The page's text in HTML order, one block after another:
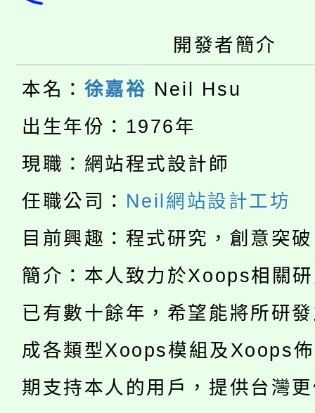
桃園市115學年度學生
生本土語及新住民語歌
公告本校115學年度第
代理(課)教師甄選結果(
公告本校115學年度第
代理(課)教師甄選結果(
轉知中國文化大學推廣
《TA101》溝通分析基
程，歡迎學生輔導中心
心理、諮商輔導、社會
系所師生報名參加。
淨零綠生活教案入校路
會
115年食農教育專業人
程學期銜接期間理賠案件
學籍身 分審查程序及
版
淨零綠領人才培育課程
公告本校115學年度第
代理(課)教師甄選結果
「2026金融保險知識
車」活動
桃園市115學年度學生
開發者簡介
本名： 徐嘉裕 Neil Hsu
出生年份：1976年
現職：網站程式設計師
任職公司： Neil網站設計工坊
目前興趣：程式研究，創意突
簡介：本人致力於Xoops相關
已有數十餘年，希望能將所研
成各類型Xoops模組及Xoops
期支持本人的用戶，提供台灣